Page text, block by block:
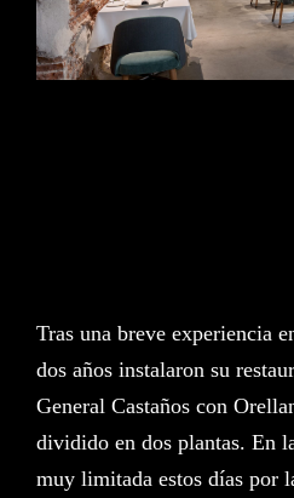
ES
Tras una breve experiencia
dos años instalaron su
General Castaños con
dividido en dos plantas. En
muy limitada estos días por